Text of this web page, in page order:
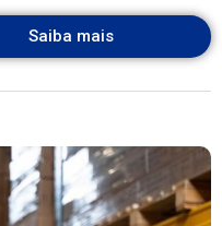
Saiba mais